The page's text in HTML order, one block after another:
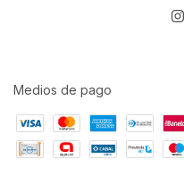
Medios de pago